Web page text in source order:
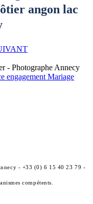
angon lac
- Photographe Annecy
engagement Mariage
- +33 (0) 6 15 40 23 79 -
compétents.